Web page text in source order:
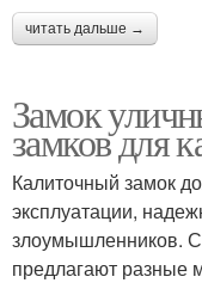
читать дальше →
Замок
замков для
Калиточный замок
эксплуатации,
злоумышленников.
предлагают разные